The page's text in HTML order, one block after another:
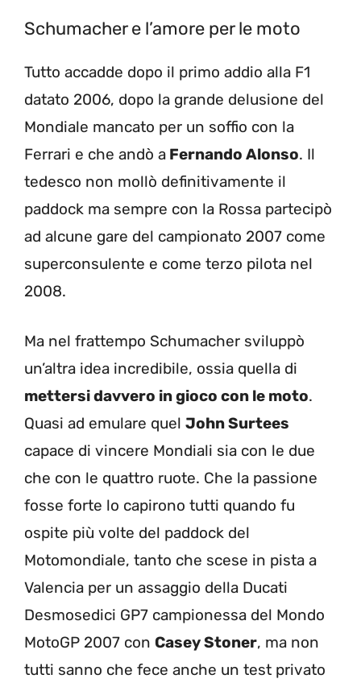
Schumacher e l’amore per le moto
Tutto accadde dopo il primo addio alla F1
datato 2006, dopo la grande delusione del
Mondiale mancato per un soffio con la
Ferrari e che andò a Fernando Alonso. Il
tedesco non mollò definitivamente il
paddock ma sempre con la Rossa partecipò
ad alcune gare del campionato 2007 come
superconsulente e come terzo pilota nel
2008.
Ma nel frattempo Schumacher sviluppò
un’altra idea incredibile, ossia quella di
mettersi davvero in gioco con le moto.
Quasi ad emulare quel John Surtees
capace di vincere Mondiali sia con le due
che con le quattro ruote. Che la passione
fosse forte lo capirono tutti quando fu
ospite più volte del paddock del
Motomondiale, tanto che scese in pista a
Valencia per un assaggio della Ducati
Desmosedici GP7 campionessa del Mondo
MotoGP 2007 con Casey Stoner, ma non
tutti sanno che fece anche un test privato